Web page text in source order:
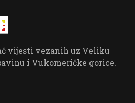
vijesti vezanih uz Veliku
i Vukomeričke gorice.